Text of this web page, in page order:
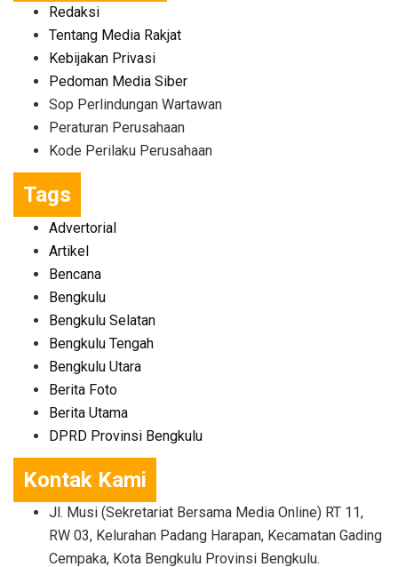
Redaksi
Tentang Media Rakjat
Kebijakan Privasi
Pedoman Media Siber
Sop Perlindungan Wartawan
Peraturan Perusahaan
Kode Perilaku Perusahaan
Tags
Advertorial
Artikel
Bencana
Bengkulu
Bengkulu Selatan
Bengkulu Tengah
Bengkulu Utara
Berita Foto
Berita Utama
DPRD Provinsi Bengkulu
Kontak Kami
Jl. Musi (Sekretariat Bersama Media Online) RT 11,
RW 03, Kelurahan Padang Harapan, Kecamatan Gading
Cempaka, Kota Bengkulu Provinsi Bengkulu.